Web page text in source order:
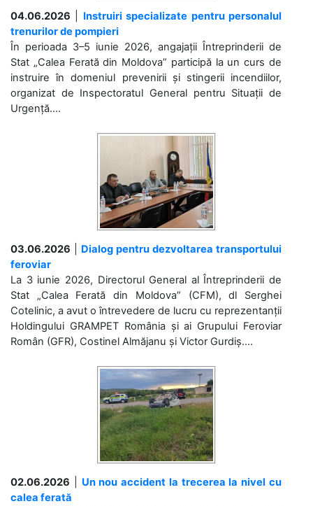
04.06.2026
Instruiri specializate pentru personalul
trenurilor de pompieri
În perioada 3–5 iunie 2026, angajații Întreprinderii de
Stat „Calea Ferată din Moldova” participă la un curs de
instruire în domeniul prevenirii și stingerii incendiilor,
organizat de Inspectoratul General pentru Situații de
Urgență....
03.06.2026
Dialog pentru dezvoltarea transportului
feroviar
La 3 iunie 2026, Directorul General al Întreprinderii de
Stat „Calea Ferată din Moldova” (CFM), dl Serghei
Cotelinic, a avut o întrevedere de lucru cu reprezentanții
Holdingului GRAMPET România și ai Grupului Feroviar
Român (GFR), Costinel Almăjanu și Victor Gurdiș....
02.06.2026
Un nou accident la trecerea la nivel cu
calea ferată